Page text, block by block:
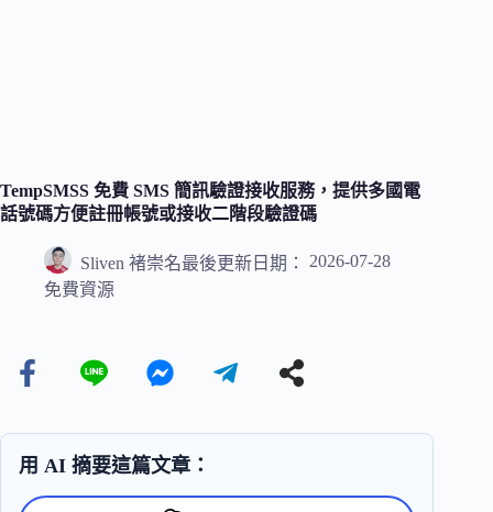
TempSMSS 免費 SMS 簡訊驗證接收服務，提供多國電
話號碼方便註冊帳號或接收二階段驗證碼
Sliven 褚崇名最後更新日期：
2026-07-28
免費資源
用 AI 摘要這篇文章：